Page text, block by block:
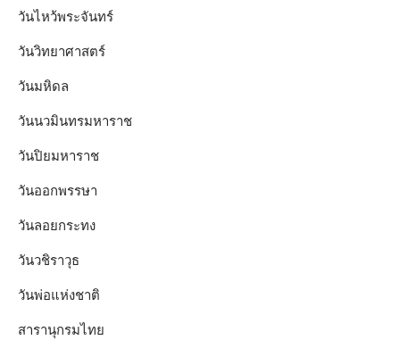
วันไหว้พระจันทร์​
วันวิทยาศาสตร์
วันมหิดล
วันนวมินทรมหาราช
วันปิยมหาราช
วันออกพรรษา
วันลอยกระทง
วันวชิราวุธ
วันพ่อแห่งชาติ
สารานุกรมไทย